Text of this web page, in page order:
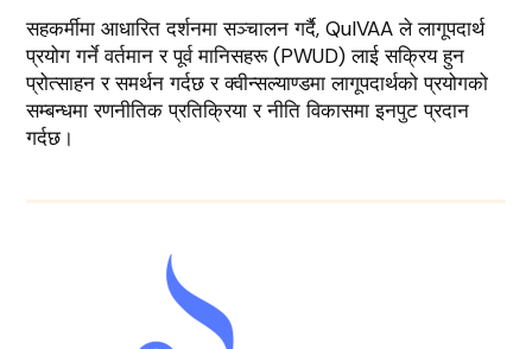
सहकर्मीमा आधारित दर्शनमा सञ्चालन गर्दै, QuIVAA ले लागूपदार्थ
प्रयोग गर्ने वर्तमान र पूर्व मानिसहरू (PWUD) लाई सक्रिय हुन
प्रोत्साहन र समर्थन गर्दछ र क्वीन्सल्याण्डमा लागूपदार्थको प्रयोगको
सम्बन्धमा रणनीतिक प्रतिक्रिया र नीति विकासमा इनपुट प्रदान
गर्दछ।